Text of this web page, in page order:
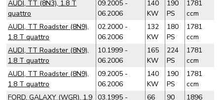
AUDI, TT (8N3), 1.8 T
quattro
09.2005 -
06.2006
140
KW
190
PS
1781
ccm
AUDI, TT Roadster (8N9),
1.8 T quattro
02.2000 -
06.2006
132
KW
180
PS
1781
ccm
AUDI, TT Roadster (8N9),
1.8 T quattro
10.1999 -
06.2006
165
KW
224
PS
1781
ccm
AUDI, TT Roadster (8N9),
1.8 T quattro
09.2005 -
06.2006
140
KW
190
PS
1781
ccm
FORD, GALAXY (WGR), 1.9 03.1995 -
66
90
1896